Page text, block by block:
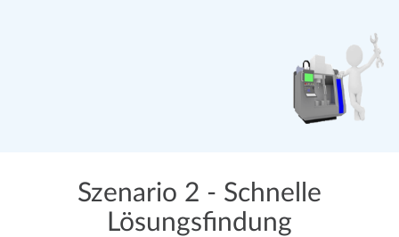
Szenario 2 - Schnelle
Lösungsfindung